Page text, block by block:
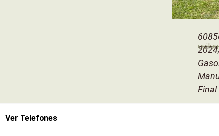
Final
Ver Telefones